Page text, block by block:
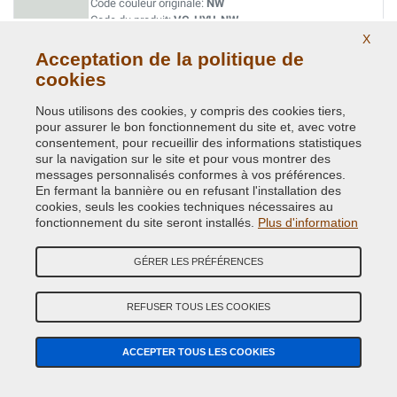
Code couleur originale: NW
Code du produit: VC-HYU-NW
POLAR WHITE
Code du produit:VC-HYU-PYW
PURE WHITE
Code couleur originale:PKW
Code du produit: VC-HYU-PKW
SHADOW GREY
Code du produit:VC-HYU-TKG
VANILLA WHITE
X
Acceptation de la politique de
cookies
Nous utilisons des cookies, y compris des cookies tiers,
pour assurer le bon fonctionnement du site et, avec votre
consentement, pour recueillir des informations statistiques
sur la navigation sur le site et pour vous montrer des
messages personnalisés conformes à vos préférences.
En fermant la bannière ou en refusant l'installation des
cookies, seuls les cookies techniques nécessaires au
fonctionnement du site seront installés. Plus d'information
GÉRER LES PRÉFÉRENCES
REFUSER TOUS LES COOKIES
ACCEPTER TOUS LES COOKIES